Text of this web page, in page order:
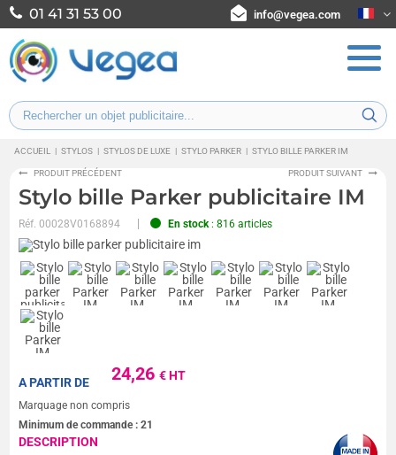
01 41 31 53 00 info@vegea.com
ACCUEIL | STYLOS | STYLOS DE LUXE | STYLO PARKER | STYLO BILLE PARKER IM
PRODUIT PRÉCÉDENT PRODUIT SUIVANT
Stylo bille Parker publicitaire IM
Réf.00028V0168894 En stock: 816 articles
24,26€ HT
A PARTIR DE
Marquage non compris
Minimum de commande :21
DESCRIPTION